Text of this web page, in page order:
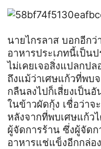
นายไกรลาส บอกอีก
อาหารประเภทนี้เป็น
ไม่เคยเจอสิ่งแปลกป
ถึงแม้ว่าเศษแก้วที่พบ
กลืนลงไปก็เสี่ยงเป็น
ในข้าวผัดกุ้ง เชื่อว่าจ
หลังจากที่พบเศษแก้ว
ผู้จัดการร้าน ซึ่งผู้จัด
อาหารแช่แข็งอีกกล่อ